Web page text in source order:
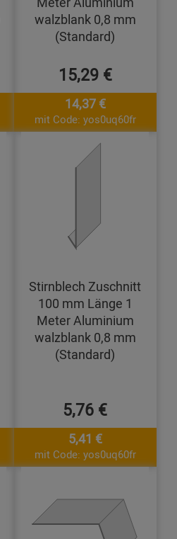
walzblank 0,8 mm
(Standard)
15,29 €
14,37 €
mit Code: yos0uq60fr
Stirnblech Zuschnitt
100 mm Länge 1
Meter Aluminium
walzblank 0,8 mm
(Standard)
5,76 €
5,41 €
mit Code: yos0uq60fr